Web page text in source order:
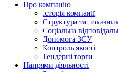
Про компанію
Історія компанії
Структура та
Соціальна
Допомога ЗСУ
Контроль якості
Тендерні торги
Напрями діяльності